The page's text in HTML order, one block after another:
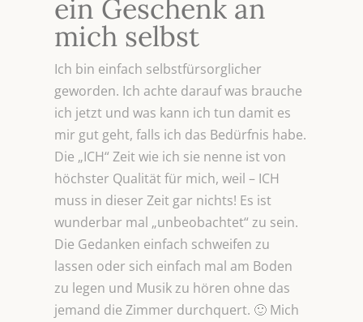
ein Geschenk an
mich selbst
Ich bin einfach selbstfürsorglicher
geworden. Ich achte darauf was brauche
ich jetzt und was kann ich tun damit es
mir gut geht, falls ich das Bedürfnis habe.
Die „ICH“ Zeit wie ich sie nenne ist von
höchster Qualität für mich, weil – ICH
muss in dieser Zeit gar nichts! Es ist
wunderbar mal „unbeobachtet“ zu sein.
Die Gedanken einfach schweifen zu
lassen oder sich einfach mal am Boden
zu legen und Musik zu hören ohne das
jemand die Zimmer durchquert. 🙂 Mich